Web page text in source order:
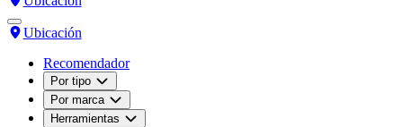
Ubicación
Recomendador
Por tipo
Por marca
Herramientas